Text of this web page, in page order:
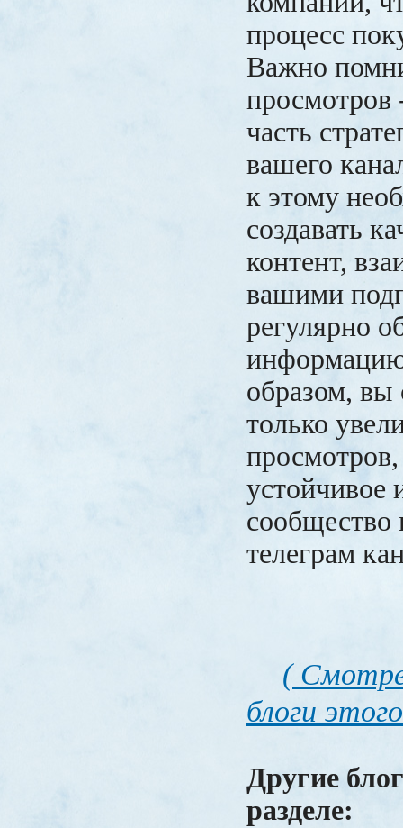
процесс
Важно
просмотров
часть
вашего
к этому
создавать
контент,
вашими
регулярно
образом, вы
только
устойчивое
сообщество
телеграм
(
блоги
Другие
разделе: